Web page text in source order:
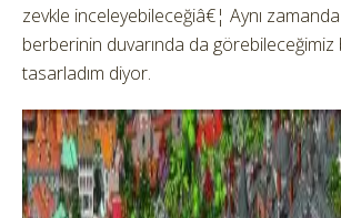
zevkle inceleyebileceğiâ€¦ Aynı
berberinin duvarında da
tasarladım diyor.